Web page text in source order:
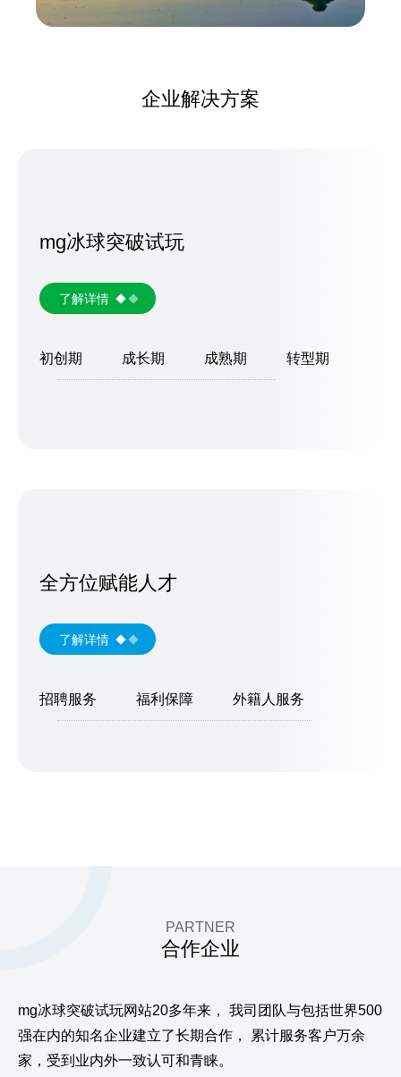
企业解决方案
mg冰球突破试玩
了解详情
初创期 成长期 成熟期 转型期
全方位赋能人才
了解详情
招聘服务 福利保障 外籍人服务
PARTNER
合作企业
mg冰球突破试玩网站20多年来，
我司团队与包括世界500
强在内的知名企业建立了长期合作，
累计服务客户万余
家，受到业内外一致认可和青睐。